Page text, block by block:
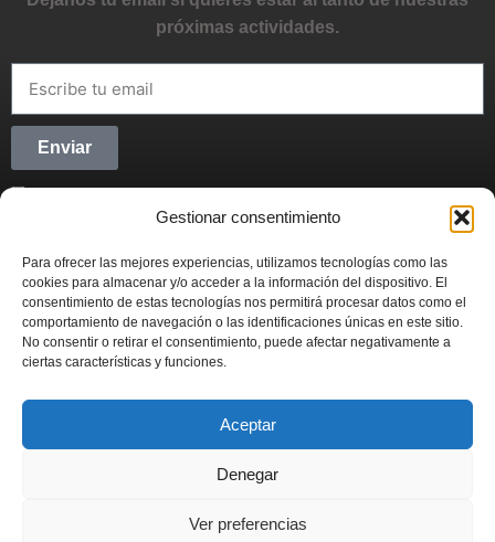
Gestionar consentimiento
Para ofrecer las mejores experiencias, utilizamos tecnologías como las
cookies para almacenar y/o acceder a la información del dispositivo. El
consentimiento de estas tecnologías nos permitirá procesar datos como el
comportamiento de navegación o las identificaciones únicas en este sitio.
No consentir o retirar el consentimiento, puede afectar negativamente a
ciertas características y funciones.
Aceptar
Denegar
Ver preferencias
próximas actividades.
Enviar
Síguenos en Redes Sociales y forma parte del
movimiento emprendedor.